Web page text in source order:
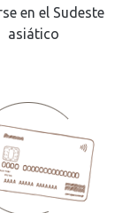
en el Sudeste
asiático